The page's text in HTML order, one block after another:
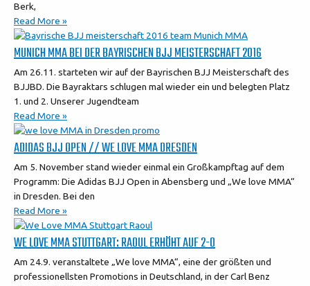
Berk,
Read More »
MUNICH MMA BEI DER BAYRISCHEN BJJ MEISTERSCHAFT 2016
Am 26.11. starteten wir auf der Bayrischen BJJ Meisterschaft des
BJJBD. Die Bayraktars schlugen mal wieder ein und belegten Platz
1. und 2. Unserer Jugendteam
Read More »
ADIDAS BJJ OPEN // WE LOVE MMA DRESDEN
Am 5. November stand wieder einmal ein Großkampftag auf dem
Programm: Die Adidas BJJ Open in Abensberg und „We love MMA“
in Dresden. Bei den
Read More »
WE LOVE MMA STUTTGART: RAOUL ERHÖHT AUF 2-0
Am 24.9. veranstaltete „We love MMA“, eine der größten und
professionellsten Promotions in Deutschland, in der Carl Benz